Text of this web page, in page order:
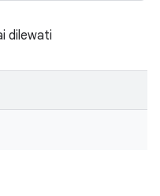
dilewati